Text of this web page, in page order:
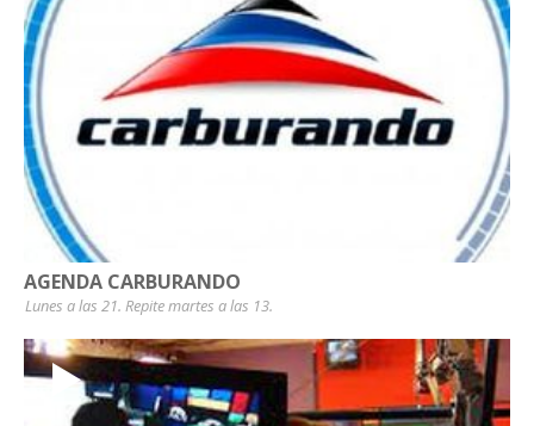
AGENDA CARBURANDO
Lunes a las 21. Repite martes a las 13.